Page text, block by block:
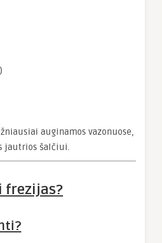
auginamos vazonuose,
jautrios šalčiui.
frezijas?